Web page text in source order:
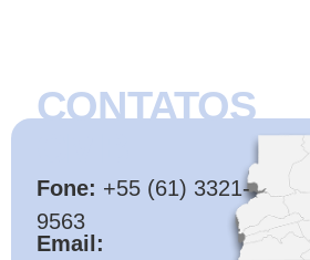
CONTATOS
Fone: +55 (61) 3321-
9563
Email: